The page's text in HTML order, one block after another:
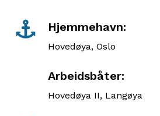
Hjemmehavn:
Hovedøya, Oslo
Arbeidsbåter:
Hovedøya II, Langøya